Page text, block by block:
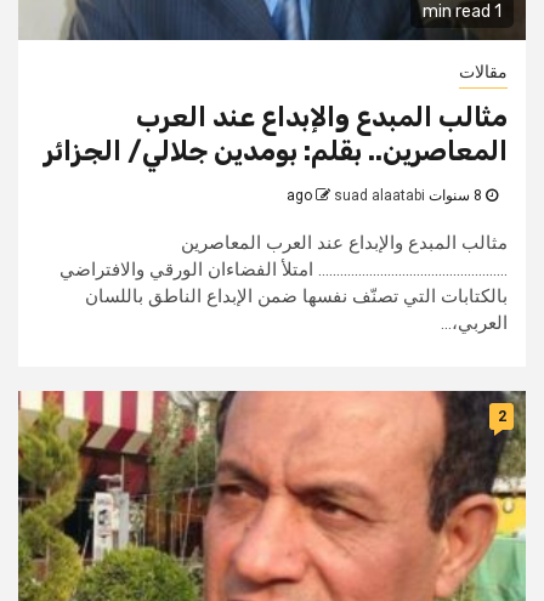
1 min read
مقالات
مثالب المبدع والإبداع عند العرب
المعاصرين.. بقلم: بومدين جلالي/ الجزائر
suad alaatabi
مثالب المبدع والإبداع عند العرب المعاصرين
.................................................... امتلأ الفضاءان الورقي والافتراضي
بالكتابات التي تصنّف نفسها ضمن الإبداع الناطق باللسان
العربي،...
2